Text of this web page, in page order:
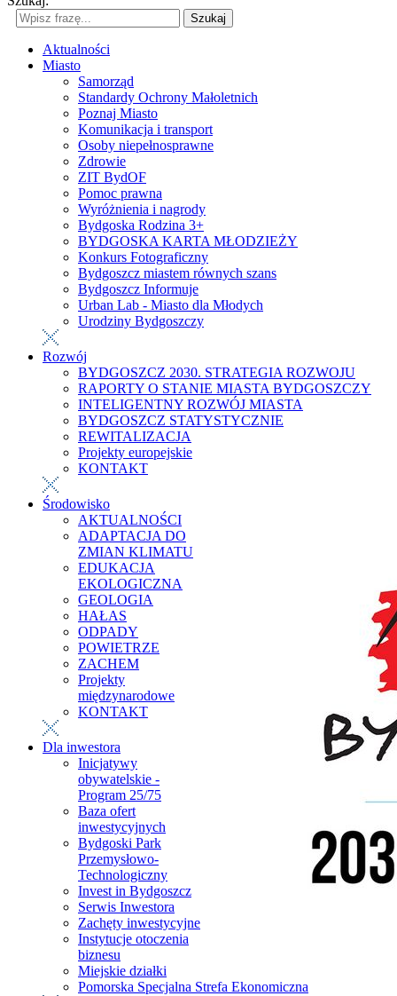
Szukaj
Aktualności
Miasto
Samorząd
Standardy Ochrony Małoletnich
Poznaj Miasto
Komunikacja i transport
Osoby niepełnosprawne
Zdrowie
ZIT BydOF
Pomoc prawna
Wyróżnienia i nagrody
Bydgoska Rodzina 3+
BYDGOSKA KARTA MŁODZIEŻY
Konkurs Fotograficzny
Bydgoszcz miastem równych szans
Bydgoszcz Informuje
Urban Lab - Miasto dla Młodych
Urodziny Bydgoszczy
Rozwój
BYDGOSZCZ 2030. STRATEGIA ROZWOJU
RAPORTY O STANIE MIASTA BYDGOSZCZY
INTELIGENTNY ROZWÓJ MIASTA
BYDGOSZCZ STATYSTYCZNIE
REWITALIZACJA
Projekty europejskie
KONTAKT
Środowisko
AKTUALNOŚCI
ADAPTACJA DO
ZMIAN KLIMATU
EDUKACJA
EKOLOGICZNA
GEOLOGIA
HAŁAS
ODPADY
POWIETRZE
ZACHEM
Projekty
międzynarodowe
KONTAKT
Dla inwestora
Inicjatywy
obywatelskie -
Program 25/75
Baza ofert
inwestycyjnych
Bydgoski Park
Przemysłowo-
Technologiczny
Invest in Bydgoszcz
Serwis Inwestora
Zachęty inwestycyjne
Instytucje otoczenia
biznesu
Miejskie działki
Pomorska Specjalna Strefa Ekonomiczna